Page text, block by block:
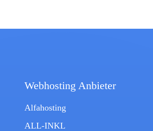
Webhosting Anbieter
Alfahosting
ALL-INKL